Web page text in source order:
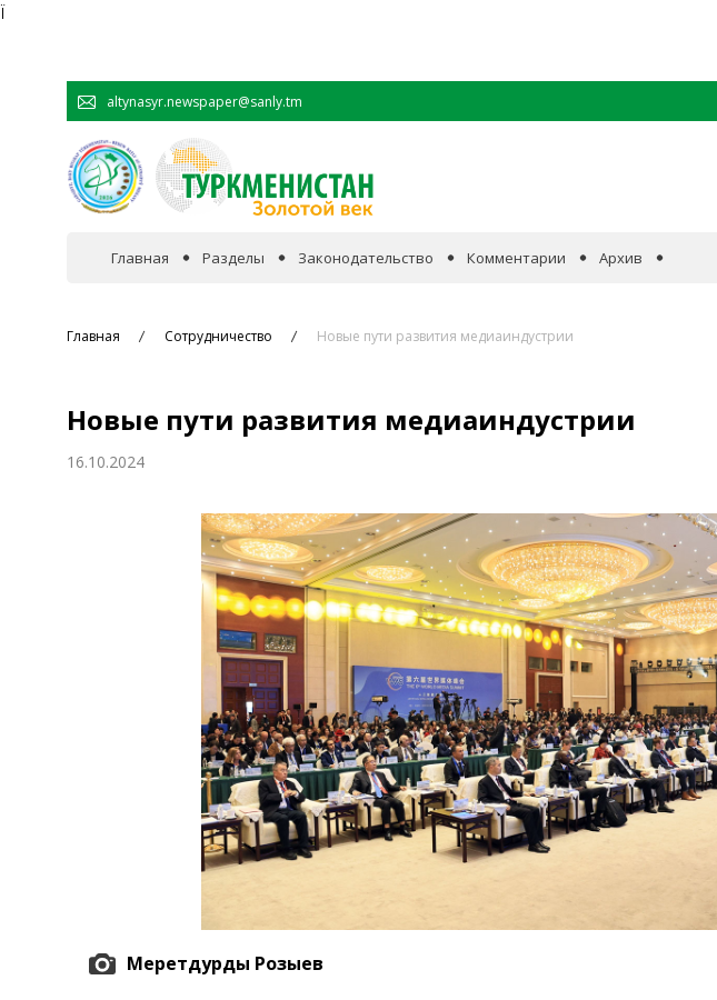
Ï
altynasyr.newspaper@sanly.tm
Главная Разделы
Сотрудничество
Общество
Культура
Наука
Спорт
Законодательство Комментарии Архив
Главная Сотрудничество Новые пути развития медиаиндустрии
Новые пути развития медиаиндустрии
16.10.2024
Меретдурды Розыев